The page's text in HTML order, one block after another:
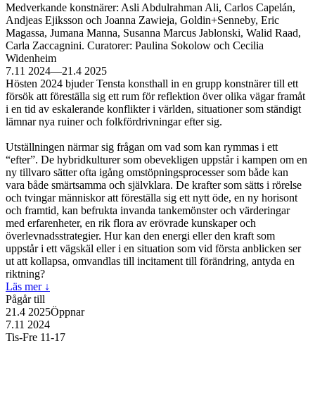
Medverkande konstnärer: Asli Abdulrahman Ali, Carlos Capelán,
Andjeas Ejiksson och Joanna Zawieja, Goldin+Senneby, Eric
Magassa, Jumana Manna, Susanna Marcus Jablonski, Walid Raad,
Carla Zaccagnini. Curatorer: Paulina Sokolow och Cecilia
Widenheim
7.11 2024—21.4 2025
Hösten 2024 bjuder Tensta konsthall in en grupp konstnärer till ett
försök att föreställa sig ett rum för reflektion över olika vägar framåt
i en tid av eskalerande konflikter i världen, situationer som ständigt
lämnar nya ruiner och folkfördrivningar efter sig.
Utställningen närmar sig frågan om vad som kan rymmas i ett
“efter”. De hybridkulturer som obevekligen uppstår i kampen om en
ny tillvaro sätter ofta igång omstöpningsprocesser som både kan
vara både smärtsamma och självklara. De krafter som sätts i rörelse
och tvingar människor att föreställa sig ett nytt öde, en ny horisont
och framtid, kan befrukta invanda tankemönster och värderingar
med erfarenheter, en rik flora av erövrade kunskaper och
överlevnadsstrategier. Hur kan den energi eller den kraft som
uppstår i ett vägskäl eller i en situation som vid första anblicken ser
ut att kollapsa, omvandlas till incitament till förändring, antyda en
riktning?
Läs mer ↓
Pågår till
21.4 2025Öppnar
7.11 2024
Tis-Fre 11-17